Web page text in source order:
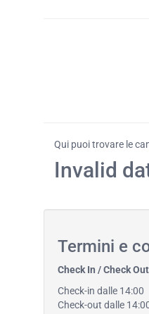
Qui puoi trovare le
Invalid
Termini e
Check In / Check Out
Check-in dalle 14:00
Check-out dalle